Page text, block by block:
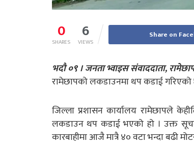
0
SHARES 6
VIEWS
Share on
भदौ ०९ । जनता भ्वाइस संवाददाता, रामेछाप
रामेछापको लकडाउनमा थप कडाई गरिएको
जिल्ला प्रशासन कार्यालय रामेछापले
लकडाउन थप कडाई भएको हो । उक्त
कारबाहीमा आजै मात्रै ४० वटा भन्दा बढी